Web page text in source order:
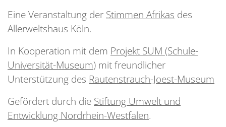
Eine Veranstaltung der Stimmen Afrikas des
Allerweltshaus Köln.
In Kooperation mit dem Projekt SUM (Schule-
Universität-Museum) mit freundlicher
Unterstützung des Rautenstrauch-Joest-Museum
Gefördert durch die Stiftung Umwelt und
Entwicklung Nordrhein-Westfalen.